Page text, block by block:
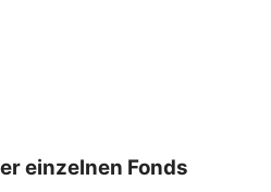
einzelnen Fonds